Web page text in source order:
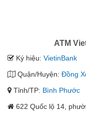
ATM
Ký hiệu: VietinBank
Quận/Huyện: Đồng
Tỉnh/TP: Bình Phước
622 Quốc lộ 14,